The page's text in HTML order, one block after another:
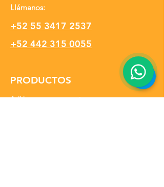
Llámanos:
+52 55 3417 2537
+52 442 315 0055
PRODUCTOS
Aditivos para concreto